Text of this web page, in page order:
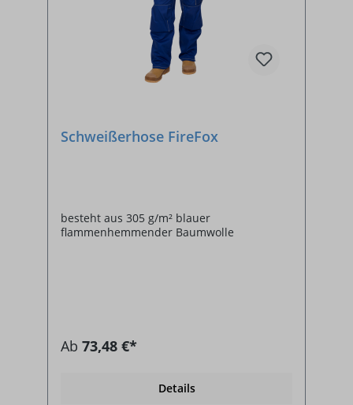
Schweißerhose FireFox
besteht aus 305 g/m² blauer
flammenhemmender Baumwolle
Ab 73,48 €*
Details